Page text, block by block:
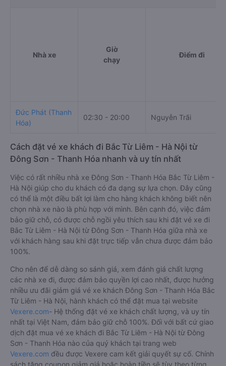
Nhà xe
Giờ
chạy
Điểm đi
Đức Phát (Thanh
Hóa)
02:30 - 20:00 Nguyễn Trãi
Cách đặt vé xe khách đi Bắc Từ Liêm - Hà Nội từ
Đông Sơn - Thanh Hóa nhanh và uy tín nhất
Việc có rất nhiều nhà xe Đông Sơn - Thanh Hóa Bắc Từ Liêm -
Hà Nội giúp cho du khách có đa dạng sự lựa chọn. Đây cũng
có thể là một điều bất lợi làm cho hàng khách không biết nên
chọn nhà xe nào là phù hợp với mình. Bên cạnh đó, việc đảm
bảo giữ chỗ, có được chỗ ngồi yêu thích sau khi đặt vé xe đi
Bắc Từ Liêm - Hà Nội từ Đông Sơn - Thanh Hóa giữa nhà xe
với khách hàng sau khi đặt trực tiếp vẫn chưa được đảm bảo
100%.
Cho nên để dễ dàng so sánh giá, xem đánh giá chất lượng
các nhà xe đi, được đảm bảo quyền lợi cao nhất, được hưởng
nhiều ưu đãi giảm giá vé xe khách Đông Sơn - Thanh Hóa Bắc
Từ Liêm - Hà Nội, hành khách có thể đặt mua tại website
Vexere.com- Hệ thống đặt vé xe khách chất lượng, và uy tín
nhất tại Việt Nam, đảm bảo giữ chỗ 100%. Đối với bất cứ giao
dịch đặt mua vé xe khách đi Bắc Từ Liêm - Hà Nội từ Đông
Sơn - Thanh Hóa nào của quý khách tại trang web
Vexere.com đều được Vexere cam kết giải quyết sự cố. Chính
sách tặng coupon giảm giá hoặc hoàn tiền sẽ tùy theo từng